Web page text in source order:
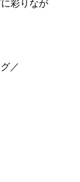
彩りなが
／